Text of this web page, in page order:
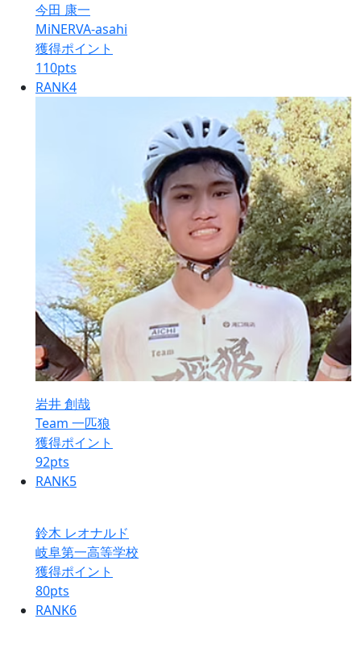
今田 康一
MiNERVA-asahi
獲得ポイント
110pts
RANK4
岩井 創哉
Team 一匹狼
獲得ポイント
92pts
RANK5
鈴木 レオナルド
岐阜第一高等学校
獲得ポイント
80pts
RANK6